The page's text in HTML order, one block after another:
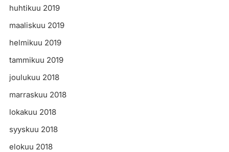
huhtikuu 2019
maaliskuu 2019
helmikuu 2019
tammikuu 2019
joulukuu 2018
marraskuu 2018
lokakuu 2018
syyskuu 2018
elokuu 2018